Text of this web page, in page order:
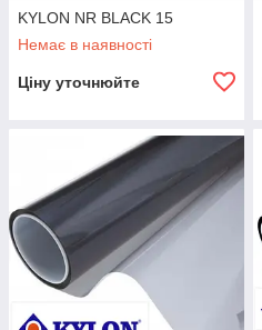
KYLON NR BLACK 15
Немає в наявності
Ціну уточнюйте